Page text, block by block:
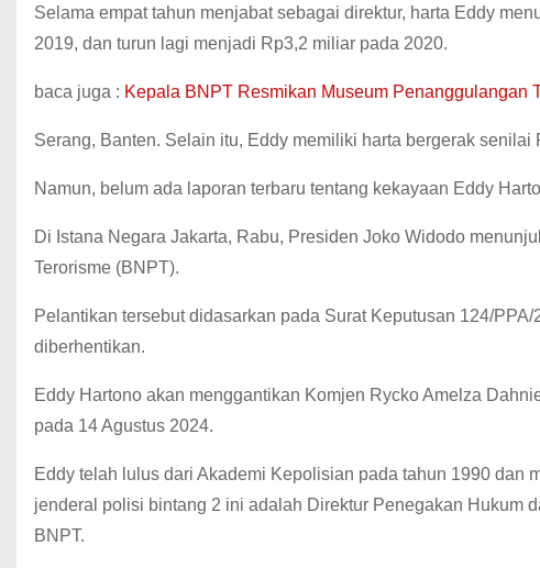
Selama empat tahun menjabat sebagai direktur, harta Eddy
2019, dan turun lagi menjadi Rp3,2 miliar pada 2020.
baca juga : Kepala BNPT Resmikan Museum Penanggulangan
Serang, Banten. Selain itu, Eddy memiliki harta bergerak
Namun, belum ada laporan terbaru tentang kekayaan Eddy
Di Istana Negara Jakarta, Rabu, Presiden Joko Widodo
Terorisme (BNPT).
Pelantikan tersebut didasarkan pada Surat Keputusan 124/
diberhentikan.
Eddy Hartono akan menggantikan Komjen Rycko Amelza
pada 14 Agustus 2024.
Eddy telah lulus dari Akademi Kepolisian pada tahun 1990 dan
jenderal polisi bintang 2 ini adalah Direktur Penegakan Hukum
BNPT.